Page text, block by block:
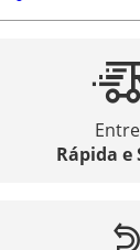
Rápida e